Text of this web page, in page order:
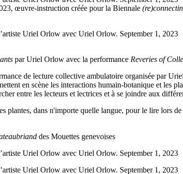
œuvre-instruction créée pour la Biennale
par Uriel Orlow avec la performance Reveries of
de lecture collective ambulatoire organisée par
en scène les interactions humain-botanique et les
entre les lecteurs et lectrices et à se joindre aux
plantes, dans n'importe quelle langue, pour le lire lors de
des Mouettes genevoises